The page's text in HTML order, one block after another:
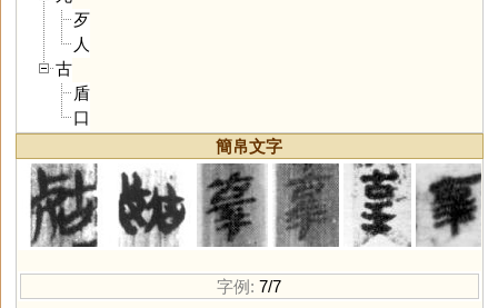
歹
人
古
盾
口
簡帛文字
字例: 7/7